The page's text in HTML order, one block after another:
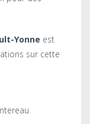
Yonne est
sur cette